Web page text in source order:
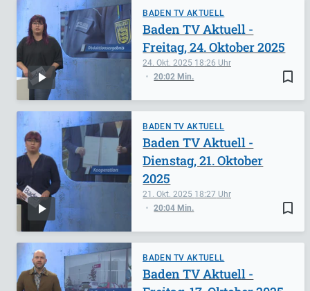
BADEN TV AKTUELL
bookmark_border
24. Okt. 2025 18:26
20:02 Min.
Baden TV Aktuell -
Freitag, 24. Oktober 2025
BADEN TV AKTUELL
bookmark_border
21. Okt. 2025 18:27
20:04 Min.
Baden TV Aktuell -
Dienstag, 21. Oktober
2025
BADEN TV AKTUELL
Baden TV Aktuell -